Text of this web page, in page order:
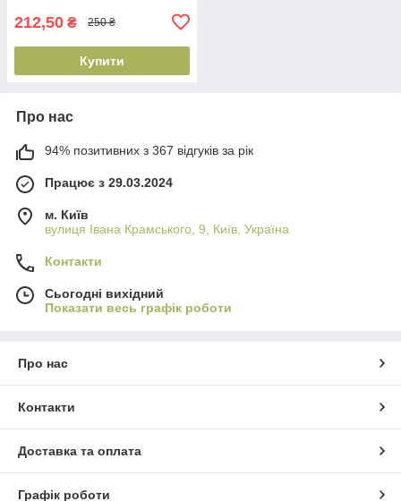
212,50 ₴ 250 ₴
Купити
Про нас
94% позитивних з 367 відгуків за рік
Працює з 29.03.2024
м. Київ
вулиця Івана Крамського, 9, Київ, Україна
Контакти
Сьогодні вихідний
Показати весь графік роботи
Про нас
Контакти
Доставка та оплата
Графік роботи